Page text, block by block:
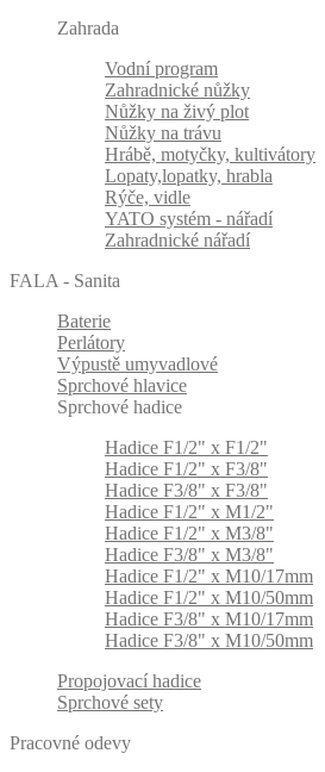
Zahrada
Vodní program
Zahradnické nůžky
Nůžky na živý plot
Nůžky na trávu
Hrábě, motyčky, kultivátory
Lopaty,lopatky, hrabla
Rýče, vidle
YATO systém - nářadí
Zahradnické nářadí
FALA - Sanita
Baterie
Perlátory
Výpustě umyvadlové
Sprchové hlavice
Sprchové hadice
Hadice F1/2" x F1/2"
Hadice F1/2" x F3/8"
Hadice F3/8" x F3/8"
Hadice F1/2" x M1/2"
Hadice F1/2" x M3/8"
Hadice F3/8" x M3/8"
Hadice F1/2" x M10/17mm
Hadice F1/2" x M10/50mm
Hadice F3/8" x M10/17mm
Hadice F3/8" x M10/50mm
Propojovací hadice
Sprchové sety
Pracovné odevy